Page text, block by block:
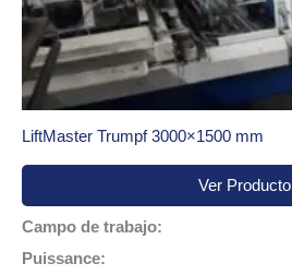
LiftMaster Trumpf 3000×1500 mm
Ver Producto
Campo de trabajo:
Puissance: